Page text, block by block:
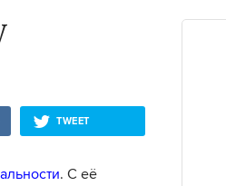
TWEET
. С её